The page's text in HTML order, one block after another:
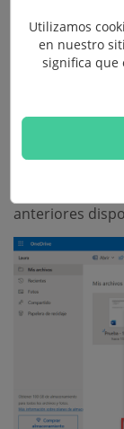
Historial
Si has
OneDrive,
con el botón
anteriores
Utilizamos
en nuestro
significa que